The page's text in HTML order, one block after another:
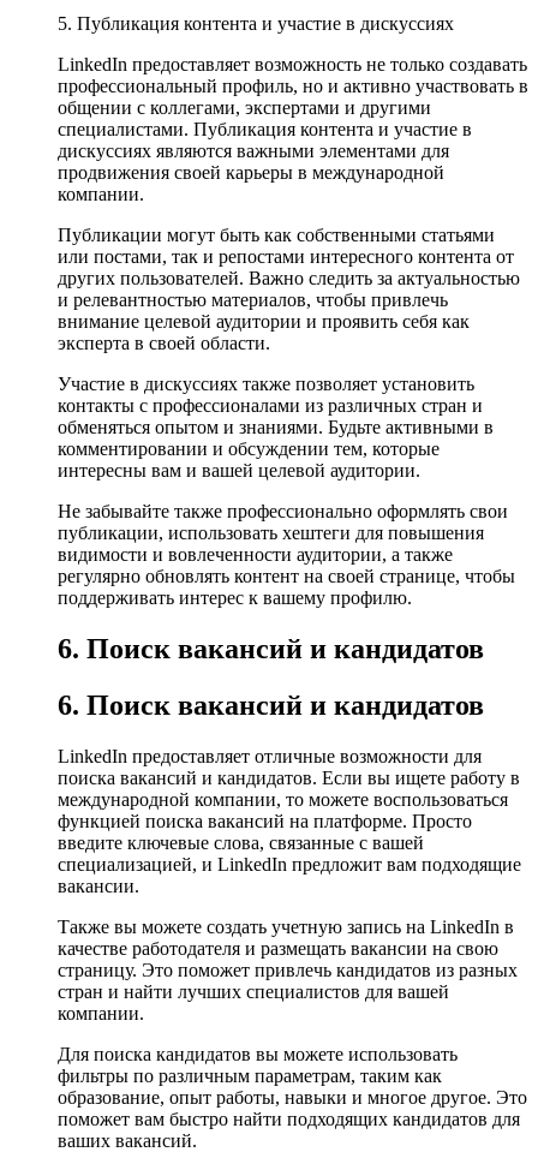
5. Публикация контента и участие в дискуссиях
LinkedIn предоставляет возможность не только создавать
профессиональный профиль, но и активно участвовать в
общении с коллегами, экспертами и другими
специалистами. Публикация контента и участие в
дискуссиях являются важными элементами для
продвижения своей карьеры в международной
компании.
Публикации могут быть как собственными статьями
или постами, так и репостами интересного контента от
других пользователей. Важно следить за актуальностью
и релевантностью материалов, чтобы привлечь
внимание целевой аудитории и проявить себя как
эксперта в своей области.
Участие в дискуссиях также позволяет установить
контакты с профессионалами из различных стран и
обменяться опытом и знаниями. Будьте активными в
комментировании и обсуждении тем, которые
интересны вам и вашей целевой аудитории.
Не забывайте также профессионально оформлять свои
публикации, использовать хештеги для повышения
видимости и вовлеченности аудитории, а также
регулярно обновлять контент на своей странице, чтобы
поддерживать интерес к вашему профилю.
6. Поиск вакансий и кандидатов
6. Поиск вакансий и кандидатов
LinkedIn предоставляет отличные возможности для
поиска вакансий и кандидатов. Если вы ищете работу в
международной компании, то можете воспользоваться
функцией поиска вакансий на платформе. Просто
введите ключевые слова, связанные с вашей
специализацией, и LinkedIn предложит вам подходящие
вакансии.
Также вы можете создать учетную запись на LinkedIn в
качестве работодателя и размещать вакансии на свою
страницу. Это поможет привлечь кандидатов из разных
стран и найти лучших специалистов для вашей
компании.
Для поиска кандидатов вы можете использовать
фильтры по различным параметрам, таким как
образование, опыт работы, навыки и многое другое. Это
поможет вам быстро найти подходящих кандидатов для
ваших вакансий.